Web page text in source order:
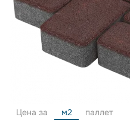
Цена за м2 паллет